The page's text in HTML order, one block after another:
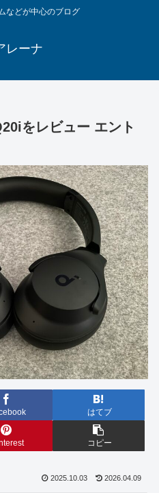
などが中心のブログ
レーナ
をレビュー エント
はてブ
コピー
2025.10.03 2026.04.09